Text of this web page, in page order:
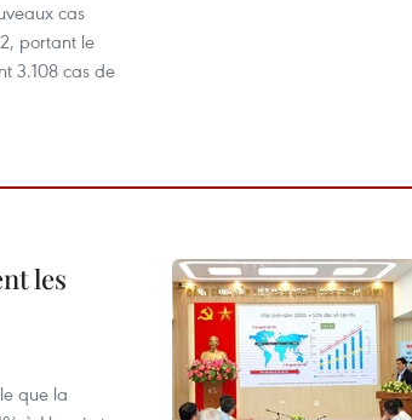
cas
portant le
3.108 cas de
les
que la